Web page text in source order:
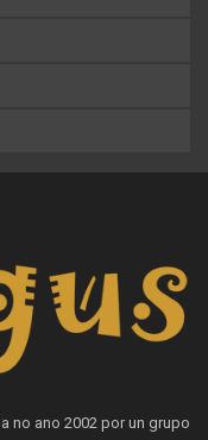
no ano 2002 por un grupo